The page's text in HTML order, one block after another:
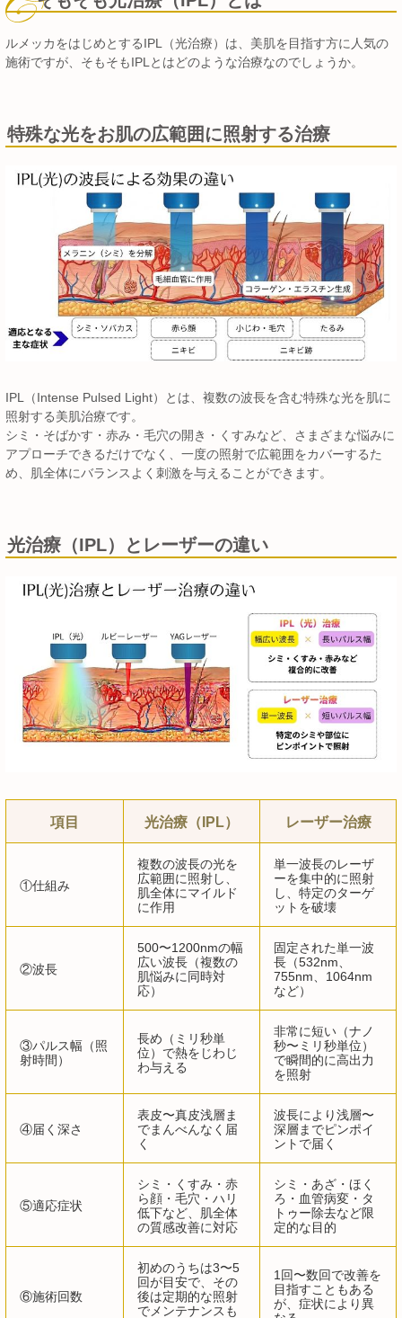
ルメッカをはじめとするIPL（光治療）は、美肌を目指す方に人気の
施術ですが、そもそもIPLとはどのような治療なのでしょうか。
特殊な光をお肌の広範囲に照射する治療
IPL（Intense Pulsed Light）とは、複数の波長を含む特殊な光を肌に
照射する美肌治療です。
シミ・そばかす・赤み・毛穴の開き・くすみなど、さまざまな悩みに
アプローチできるだけでなく、一度の照射で広範囲をカバーするた
め、肌全体にバランスよく刺激を与えることができます。
光治療（IPL）とレーザーの違い
項目 光治療（IPL） レーザー治療
①仕組み
複数の波長の光を
広範囲に照射し、
肌全体にマイルド
に作用
単一波長のレーザ
ーを集中的に照射
し、特定のターゲ
ットを破壊
②波長
500〜1200nmの幅
広い波長（複数の
肌悩みに同時対
応）
固定された単一波
長（532nm、
755nm、1064nm
など）
③パルス幅（照
射時間）
長め（ミリ秒単
位）で熱をじわじ
わ与える
非常に短い（ナノ
秒〜ミリ秒単位）
で瞬間的に高出力
を照射
④届く深さ
表皮〜真皮浅層ま
でまんべんなく届
く
波長により浅層〜
深層までピンポイ
ントで届く
⑤適応症状
シミ・くすみ・赤
ら顔・毛穴・ハリ
低下など、肌全体
の質感改善に対応
シミ・あざ・ほく
ろ・血管病変・タ
トゥー除去など限
定的な目的
⑥施術回数
初めのうちは3〜5
回が目安で、その
後は定期的な照射
でメンテナンスも
1回〜数回で改善を
目指すこともある
が、症状により異